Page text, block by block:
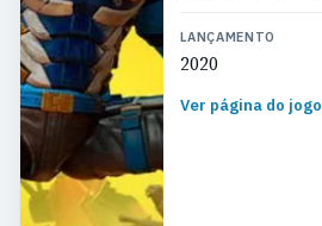
LANÇAMENTO
2020
Ver página do jogo